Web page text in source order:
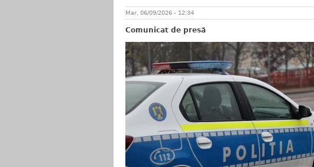
Mar, 06/09/2026 - 12:34
Comunicat de presă